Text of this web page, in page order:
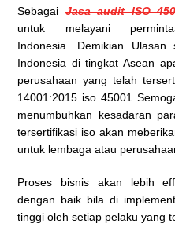
SebagaiJasa audit ISO
untuk melayani
Indonesia. Demikian
Indonesia di tingkat Asean
perusahaan yang telah
14001:2015 iso 45001
menumbuhkan kesadaran
tersertifikasi iso akan
untuk lembaga atau
Proses bisnis akan lebih
dengan baik bila di
tinggi oleh setiap pelaku yang